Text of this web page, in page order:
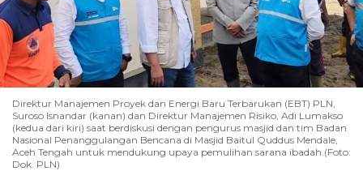
Direktur Manajemen Proyek dan Energi Baru Terbarukan (EBT) PLN,
Suroso Isnandar (kanan) dan Direktur Manajemen Risiko, Adi Lumakso
(kedua dari kiri) saat berdiskusi dengan pengurus masjid dan tim Badan
Nasional Penanggulangan Bencana di Masjid Baitul Quddus Mendale,
Aceh Tengah untuk mendukung upaya pemulihan sarana ibadah.(Foto:
Dok. PLN)